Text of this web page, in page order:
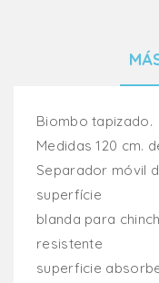
Biombo tapizado.
Medidas 120 cm.
Separador móvil
superfície
blanda para
resistente
superficie